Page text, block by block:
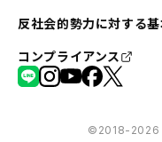
反社会的勢力に対する
コンプライアンス
©︎2018-2026